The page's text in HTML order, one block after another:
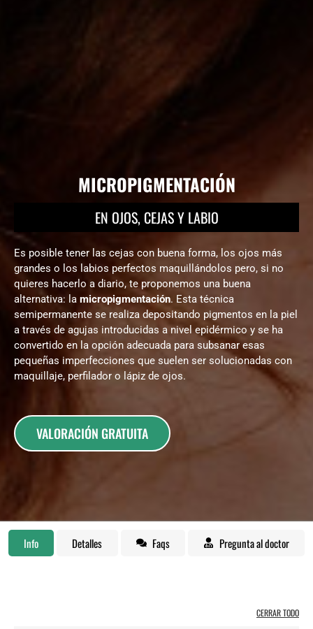
MICROPIGMENTACIÓN
EN OJOS, CEJAS Y LABIO
Es posible tener las cejas con buena forma, los ojos más
grandes o los labios perfectos maquillándolos pero, si no
quieres hacerlo a diario, te proponemos una buena
alternativa: la micropigmentación. Esta técnica
semipermanente se realiza depositando pigmentos en la piel
a través de agujas introducidas a nivel epidérmico y se ha
convertido en la opción adecuada para subsanar esas
pequeñas imperfecciones que suelen ser solucionadas con
maquillaje, perfilador o lápiz de ojos.
VALORACIÓN GRATUITA
Info Detalles Faqs Pregunta al doctor
CERRAR TODO